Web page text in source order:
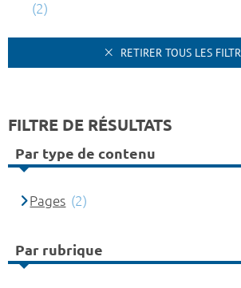
(2)
RETIRER TOUS LES
FILTRE DE RÉSULTATS
Par type de contenu
Pages (2)
Par rubrique